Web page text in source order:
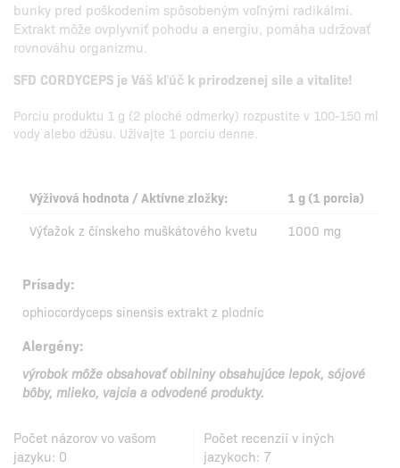
bunky pred poškodením spôsobeným voľnými radikálmi.
Extrakt môže ovplyvniť pohodu a energiu, pomáha udržovať
rovnováhu organizmu.
SFD CORDYCEPS je Váš kľúč k prirodzenej sile a vitalite!
Porciu produktu 1 g (2 ploché odmerky) rozpustite v 100-150 ml
vody alebo džúsu. Užívajte 1 porciu denne.
Výživová hodnota / Aktívne zložky:
1 g (1 porcia)
Výťažok z čínskeho muškátového kvetu
1000 mg
Prísady:
ophiocordyceps sinensis extrakt z plodníc
Alergény:
výrobok môže obsahovať obilniny obsahujúce lepok, sójové
bôby, mlieko, vajcia a odvodené produkty.
Počet názorov vo vašom
jazyku: 0
Počet recenzií v iných
jazykoch: 7